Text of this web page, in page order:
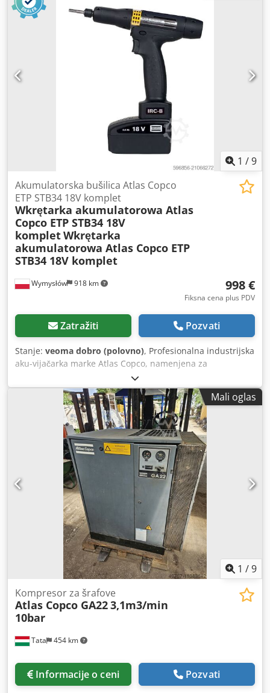
1 /9
Wymysłów 918 km
Akumulatorska bušilica Atlas Copco
ETP STB34 18V komplet
Wkrętarka akumulatorowa Atlas
Copco ETP STB34 18V
kompletWkrętarka
akumulatorowa Atlas Copco ETP
STB34 18V komplet
998 €
Fiksna cena plus PDV
Zatražiti Pozvati
Stanje: veoma dobro (polovno), Profesionalna industrijska
aku-vijačarka marke Atlas Copco, namenjena za
kontinuirani rad na montažnim linijama i u proizvodnim
primenama. Industrijska klasa opreme – nije hobi alat.
Tehničke specifikacije i informacije: • Model: ETP STB34-06-
106 • Napajanje: 18V DC • Zemlja porekla: Švedska • Godina
proizvodnje: 2021 Dodpoyc Rvaofx Ad Sekr • Ergonomičan i
dobro izbalansiran dizajn • Prilagođena za preciznu
montažu i serijski rad Komplet sadrži: • Atlas Copco
akumulatorska vijačarka • 2x 18V Atlas Copco baterija •
Atlas Copco punjač • Sve što je prikazano na fotografijama
Stanje: Korišćeno, ispravno, sa normalnim tragovima
upotrebe. Bez napuklina i luftova. Oprema sa industrijskog
demontaža. Primena: • proizvodnja • industrijska montaža •
tehnološke linije • profesionalne radionice Idealna
alternativa novim uređajima – značajno niži trošak uz
očuvan kvalitet Atlas Copco.
Mali oglas
1 /9
Tata 454 km
Kompresor za šrafove
Atlas Copco GA223,1m3/min
10bar
Informacije o ceni Pozvati